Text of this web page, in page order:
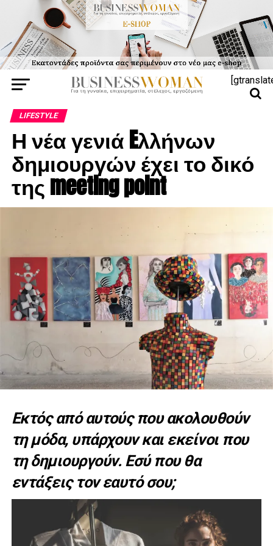
LIFESTYLE
Η νέα γενιά Eλλήνων
δημιουργών έχει το δικό
της meeting point
Εκτός από αυτούς που ακολουθούν
τη μόδα, υπάρχουν και εκείνοι που
τη δημιουργούν. Εσύ που θα
εντάξεις τον εαυτό σου;